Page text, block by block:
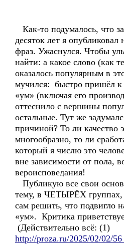
Как-то подумалось, что
десяток лет я опубликовал
фраз. Ужаснулся. Чтобы
найти: а какое слово (как
оказалось популярным в
мучился: быстро пришёл к
«ум» (включая его
оттеснило с вершины
остальные. Тут же
причиной? То ли качество
многообразно, то ли
который я числю это
вне зависимости от пола,
вероисповедания!
Публикую все свои
тему, в ЧЕТЫРЁХ группах,
сам решить, что подвигло
«ум». Критика
(Действительно всё: (1)
http://proza.ru/2025/02/02/56